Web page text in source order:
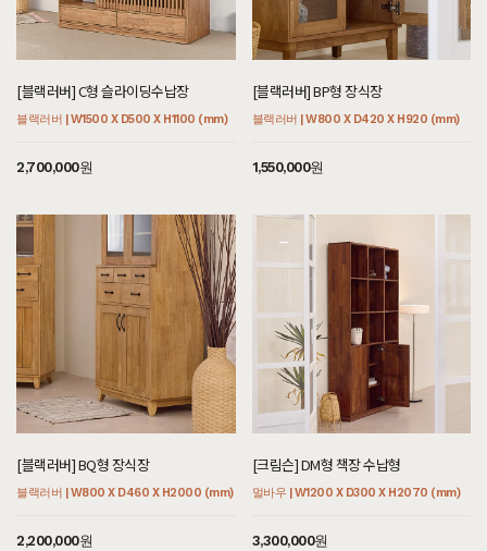
[블랙러버] C형 슬라이딩수납장
블랙러버 | W1500 X D500 X H1100 (mm)
2,700,000원
[블랙러버] BP형 장식장
블랙러버 | W800 X D420 X H920 (mm)
1,550,000원
[블랙러버] BQ형 장식장
블랙러버 | W800 X D460 X H2000 (mm)
2,200,000원
[크림슨] DM형 책장 수납형
멀바우 | W1200 X D300 X H2070 (mm)
3,300,000원